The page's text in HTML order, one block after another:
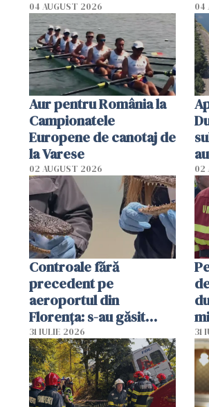
04 AUGUST 2026 04
Aur pentru România la
Campionatele
Europene de canotaj de
la Varese
02 AUGUST 2026 02
Controale fără
precedent pe
aeroportul din
Florența: s-au găsit
capete de aligator și o
sumă imensă de bani
31 IULIE 2026 31